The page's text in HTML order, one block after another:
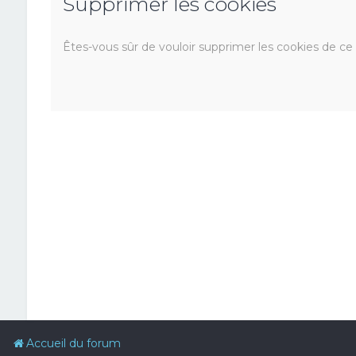
Êtes-vous sûr de vouloir supprimer les cookies de
Accueil du forum